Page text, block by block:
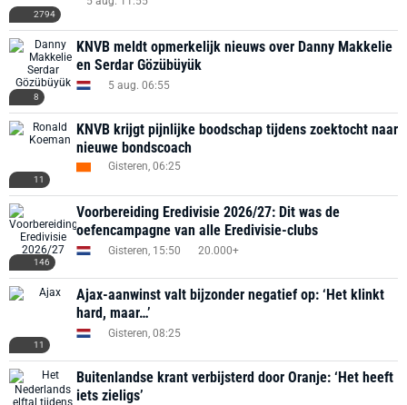
2794
8
KNVB meldt opmerkelijk nieuws over Danny Makkelie
en Serdar Gözübüyük
5 aug. 06:55
11
KNVB krijgt pijnlijke boodschap tijdens zoektocht naar
nieuwe bondscoach
Gisteren, 06:25
146
Voorbereiding Eredivisie 2026/27: Dit was de
oefencampagne van alle Eredivisie-clubs
Gisteren, 15:50 20.000+
11
Ajax-aanwinst valt bijzonder negatief op: ‘Het klinkt
hard, maar…’
Gisteren, 08:25
Buitenlandse krant verbijsterd door Oranje: ‘Het heeft
iets zieligs’